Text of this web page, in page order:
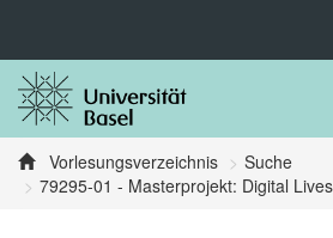
Vorlesungsverzeichnis
Suche
79295-01 - Masterprojekt: Digital